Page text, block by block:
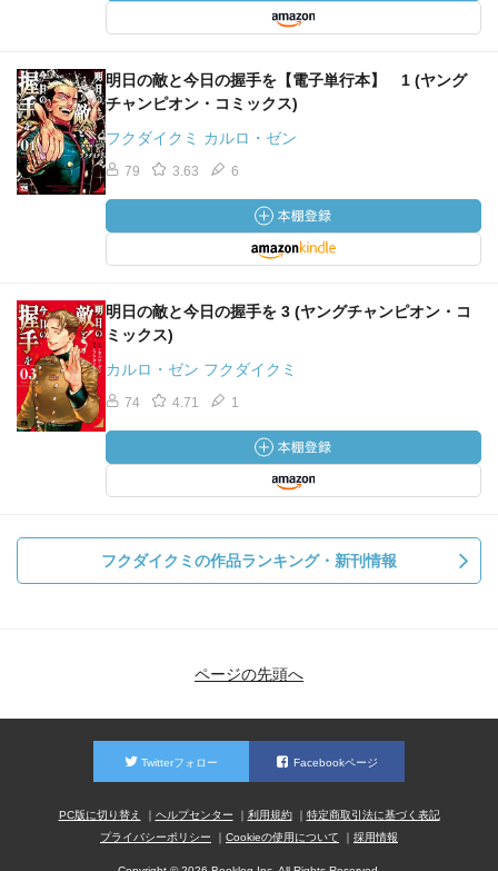
明日の敵と今日の握手を【電子単行本】 1 (ヤング
チャンピオン・コミックス)
フクダイクミ カルロ・ゼン
79 3.63 6
明日の敵と今日の握手を 3 (ヤングチャンピオン・コ
ミックス)
カルロ・ゼン フクダイクミ
74 4.71 1
フクダイクミの作品ランキング・新刊情報
ページの先頭へ
Twitterフォロー Facebookページ
PC版に切り替え ヘルプセンター 利用規約
特定商取引法に基づく表記
プライバシーポリシー
Cookieの使用について 採用情報